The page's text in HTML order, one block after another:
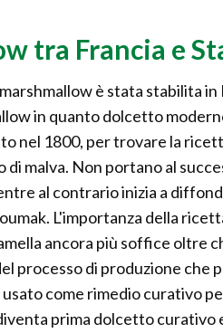
tra Francia e
è stata stabilita
in quanto dolcetto
nel 1800, per trovare la
malva. Non portano al
al contrario inizia a
L'importanza della
ancora più soffice oltre
processo di produzione che
come rimedio curativo
prima dolcetto curativo